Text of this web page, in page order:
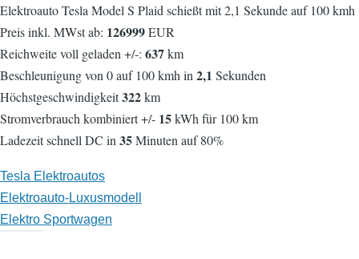
Elektroauto Tesla Model S Plaid schießt mit 2,1 Sekunde auf 100 kmh
Preis inkl. MWst ab: 126999EUR
Reichweite voll geladen +/-: 637km
Beschleunigung von 0 auf 100 kmh in 2,1 Sekunden
Höchstgeschwindigkeit322km
Stromverbrauch kombiniert +/- 15kWh für 100 km
Ladezeit schnell DC in 35Minuten auf 80%
Tesla Elektroautos
Elektroauto-Luxusmodell
Elektro Sportwagen